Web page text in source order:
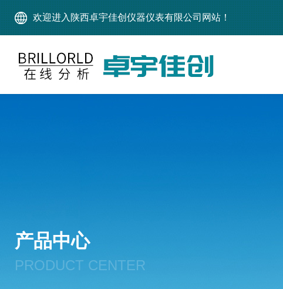
欢迎进入陕西卓宇佳创仪器仪表有限公司网站！
产品中心
PRODUCT CENTER